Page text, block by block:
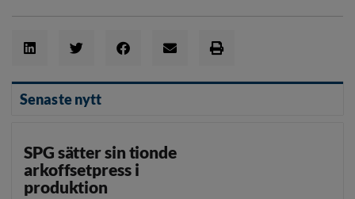
Senaste nytt
SPG sätter sin tionde
arkoffsetpress i
produktion